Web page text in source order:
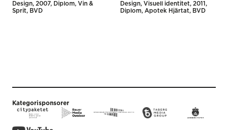
Design 2007 Diplom Vin &
Sprit
BVD
Design Visuell identitet 2011
Diplom
Apotek Hjärtat BVD
Kategorisponsorer